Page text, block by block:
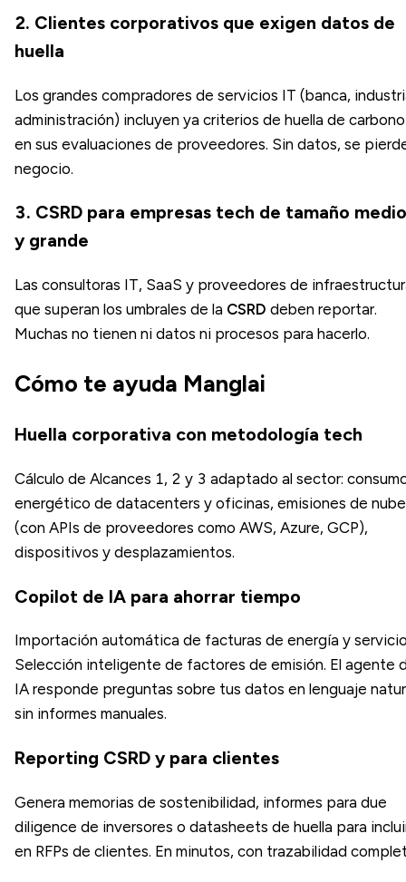
2. Clientes corporativos que exigen datos de
huella
Los grandes compradores de servicios IT (banca,
administración) incluyen ya criterios de huella de carbono
en sus evaluaciones de proveedores. Sin datos, se
negocio.
3. CSRD para empresas tech de tamaño medio
y grande
Las consultoras IT, SaaS y proveedores de
que superan los umbrales de la CSRD deben reportar.
Muchas no tienen ni datos ni procesos para hacerlo.
Cómo te ayuda Manglai
Huella corporativa con metodología tech
Cálculo de Alcances 1, 2 y 3 adaptado al sector:
energético de datacenters y oficinas, emisiones de nube
(con APIs de proveedores como AWS, Azure, GCP),
dispositivos y desplazamientos.
Copilot de IA para ahorrar tiempo
Importación automática de facturas de energía y
Selección inteligente de factores de emisión. El agente
IA responde preguntas sobre tus datos en lenguaje
sin informes manuales.
Reporting CSRD y para clientes
Genera memorias de sostenibilidad, informes para due
diligence de inversores o datasheets de huella para
en RFPs de clientes. En minutos, con trazabilidad